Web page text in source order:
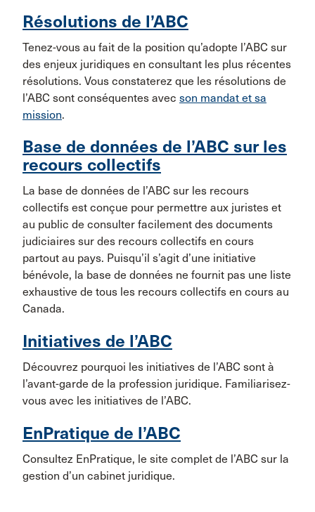
Résolutions de l’ABC
Tenez-vous au fait de la position qu’adopte l’ABC sur
des enjeux juridiques en consultant les plus récentes
résolutions. Vous constaterez que les résolutions de
l’ABC sont conséquentes avec son mandat et sa
mission.
Base de données de l’ABC sur les
recours collectifs
La base de données de l’ABC sur les recours
collectifs est conçue pour permettre aux juristes et
au public de consulter facilement des documents
judiciaires sur des recours collectifs en cours
partout au pays. Puisqu’il s’agit d’une initiative
bénévole, la base de données ne fournit pas une liste
exhaustive de tous les recours collectifs en cours au
Canada.
Initiatives de l’ABC
Découvrez pourquoi les initiatives de l’ABC sont à
l’avant-garde de la profession juridique. Familiarisez-
vous avec les initiatives de l’ABC.
EnPratique de l’ABC
Consultez EnPratique, le site complet de l’ABC sur la
gestion d’un cabinet juridique.